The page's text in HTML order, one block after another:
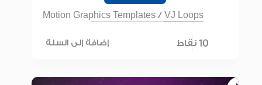
Motion Graphics Templates /VJ Loops
10 نقاط إضافة إلى السلة